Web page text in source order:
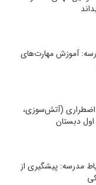
آموزش مهارت‌های
(آتش‌سوزی،
اول دبستان
مدرسه: پیشگیری از